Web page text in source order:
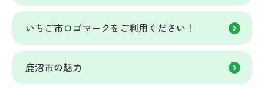
いちご市ロゴマークをご利用ください！
鹿沼市の魅力